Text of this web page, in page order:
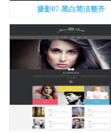
摄影07-黑白简洁整齐